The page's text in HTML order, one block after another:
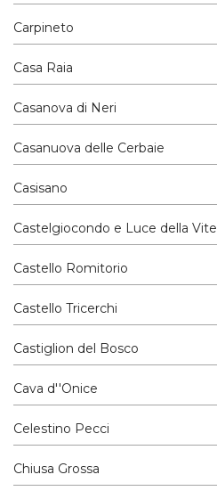
Carpineto
Casa Raia
Casanova di Neri
Casanuova delle Cerbaie
Casisano
Castelgiocondo e Luce della Vite
Castello Romitorio
Castello Tricerchi
Castiglion del Bosco
Cava d''Onice
Celestino Pecci
Chiusa Grossa